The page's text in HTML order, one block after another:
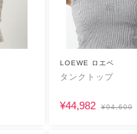
LOEWE ロエベ
タンクトップ
¥44,982 ¥94,600